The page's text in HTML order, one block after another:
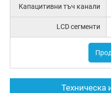
Капацитивни тъч канали
LCD сегменти